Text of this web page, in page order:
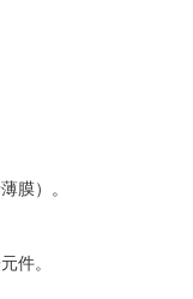
膜）。
件。